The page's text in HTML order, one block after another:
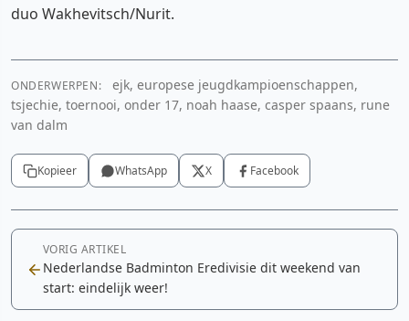
duo Wakhevitsch/Nurit.
ONDERWERPEN:
ejk, europese jeugdkampioenschappen,
tsjechie, toernooi, onder 17, noah haase, casper spaans, rune
van dalm
Kopieer WhatsApp X Facebook
VORIG ARTIKEL
Nederlandse Badminton Eredivisie dit weekend van
start: eindelijk weer!